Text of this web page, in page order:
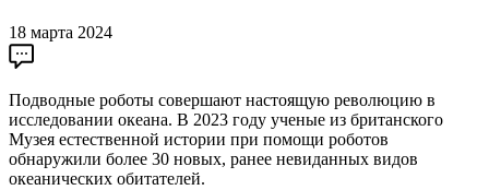
18 марта 2024
Подводные роботы совершают настоящую революцию в
исследовании океана. В 2023 году ученые из британского
Музея естественной истории при помощи роботов
обнаружили более 30 новых, ранее невиданных видов
океанических обитателей.